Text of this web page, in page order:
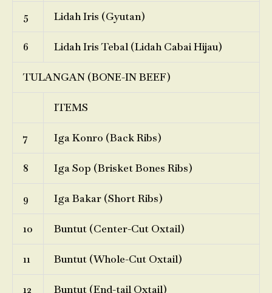
5 Lidah Iris (Gyutan)
6 Lidah Iris Tebal (Lidah Cabai Hijau)
TULANGAN (BONE-IN BEEF)
ITEMS
7 Iga Konro (Back Ribs)
8 Iga Sop (Brisket Bones Ribs)
9 Iga Bakar (Short Ribs)
10 Buntut (Center-Cut Oxtail)
11 Buntut (Whole-Cut Oxtail)
12 Buntut (End-tail Oxtail)